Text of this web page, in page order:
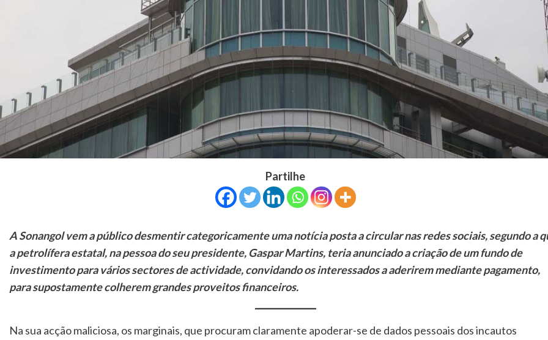
Partilhe
A Sonangol vem a público desmentir categoricamente uma notícia posta a circular nas redes sociais, segundo a
a petrolífera estatal, na pessoa do seu presidente, Gaspar Martins, teria anunciado a criação de um fundo de
investimento para vários sectores de actividade, convidando os interessados a aderirem mediante pagamento,
para supostamente colherem grandes proveitos financeiros.
Na sua acção maliciosa, os marginais, que procuram claramente apoderar-se de dados pessoais dos incautos